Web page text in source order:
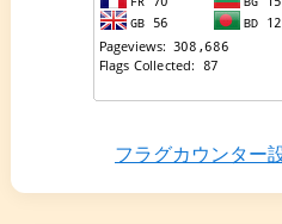
フラグカウンター